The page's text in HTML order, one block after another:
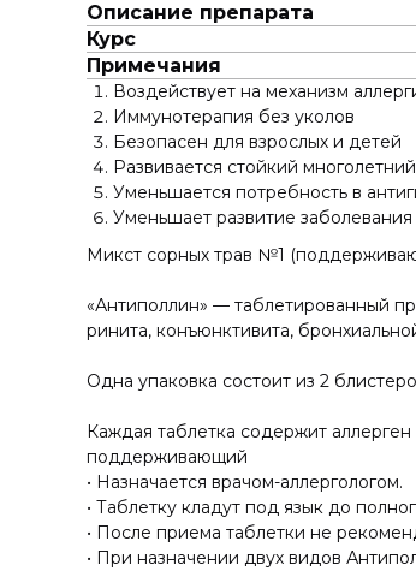
Описание препарата
Курс
Примечания
Воздействует на механизм
Иммунотерапия без уколов
Безопасен для взрослых и детей
Развивается стойкий
Уменьшается потребность в
Уменьшает развитие
Микст сорных трав №1
«Антиполлин» — таблетированный
ринита, конъюнктивита,
Одна упаковка состоит из 2
Каждая таблетка содержит
поддерживающий
• Назначается врачом-аллергологом.
• Таблетку кладут под язык до
• После приема таблетки не
• При назначении двух видов